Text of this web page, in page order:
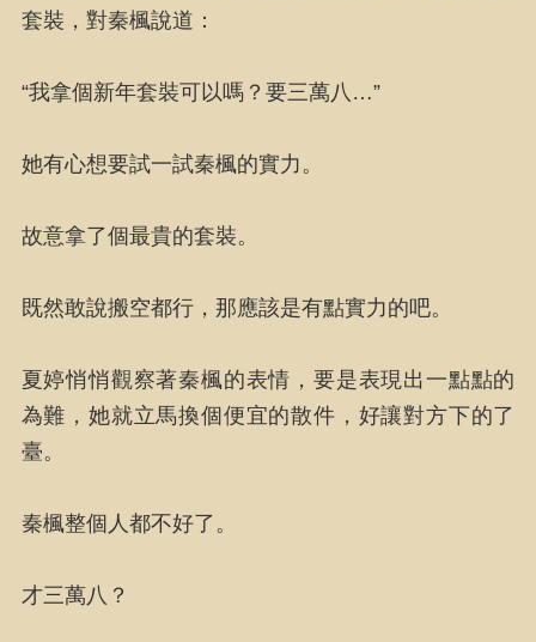
套裝，對秦楓說道：
“我拿個新年套裝可以嗎？要三萬八…”
她有心想要試一試秦楓的實力。
故意拿了個最貴的套裝。
既然敢說搬空都行，那應該是有點實力的吧。
夏婷悄悄觀察著秦楓的表情，要是表現出一點點的
為難，她就立馬換個便宜的散件，好讓對方下的了
臺。
秦楓整個人都不好了。
才三萬八？